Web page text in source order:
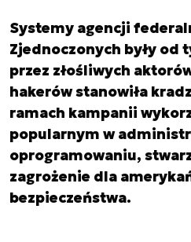
Systemy agencji
Zjednoczonych były od
przez złośliwych
hakerów stanowiła
ramach kampanii
popularnym w
oprogramowaniu,
zagrożenie dla
bezpieczeństwa.